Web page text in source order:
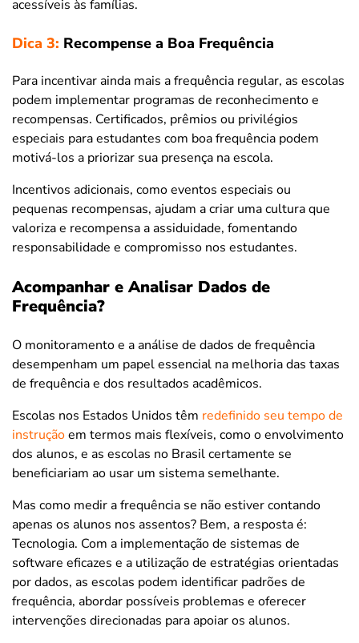
acessíveis às famílias.
Dica 3: Recompense a Boa Frequência
Para incentivar ainda mais a frequência regular, as escolas
podem implementar programas de reconhecimento e
recompensas. Certificados, prêmios ou privilégios
especiais para estudantes com boa frequência podem
motivá-los a priorizar sua presença na escola.
Incentivos adicionais, como eventos especiais ou
pequenas recompensas, ajudam a criar uma cultura que
valoriza e recompensa a assiduidade, fomentando
responsabilidade e compromisso nos estudantes.
Acompanhar e Analisar Dados de
Frequência?
O monitoramento e a análise de dados de frequência
desempenham um papel essencial na melhoria das taxas
de frequência e dos resultados acadêmicos.
Escolas nos Estados Unidos têm redefinido seu tempo de
instruçãoem termos mais flexíveis, como o envolvimento
dos alunos, e as escolas no Brasil certamente se
beneficiariam ao usar um sistema semelhante.
Mas como medir a frequência se não estiver contando
apenas os alunos nos assentos? Bem, a resposta é:
Tecnologia. Com a implementação de sistemas de
software eficazes e a utilização de estratégias orientadas
por dados, as escolas podem identificar padrões de
frequência, abordar possíveis problemas e oferecer
intervenções direcionadas para apoiar os alunos.